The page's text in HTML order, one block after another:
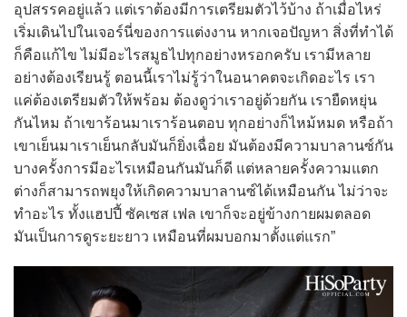
อุปสรรคอยู่แล้ว แต่เราต้องมีการเตรียมตัวไว้บ้าง ถ้าเมื่อไหร่
เริ่มเดินไปในเจอร์นี่ของการแต่งงาน หากเจอปัญหา สิ่งที่ทำได้
ก็คือแก้ไข ไม่มีอะไรสมูธไปทุกอย่างหรอกครับ เรามีหลาย
อย่างต้องเรียนรู้ ตอนนี้เราไม่รู้ว่าในอนาคตจะเกิดอะไร เรา
แค่ต้องเตรียมตัวให้พร้อม ต้องดูว่าเราอยู่ด้วยกัน เรายืดหยุ่น
กันไหม ถ้าเขาร้อนมาเราร้อนตอบ ทุกอย่างก็ไหม้หมด หรือถ้า
เขาเย็นมาเราเย็นกลับมันก็ยิ่งเฉื่อย มันต้องมีความบาลานซ์กัน
บางครั้งการมีอะไรเหมือนกันมันก็ดี แต่หลายครั้งความแตก
ต่างก็สามารถพยุงให้เกิดความบาลานซ์ได้เหมือนกัน ไม่ว่าจะ
ทำอะไร ทั้งแฮปปี้ ซัคเซส เฟล เขาก็จะอยู่ข้างกายผมตลอด
มันเป็นการดูระยะยาว เหมือนที่ผมบอกมาตั้งแต่แรก”